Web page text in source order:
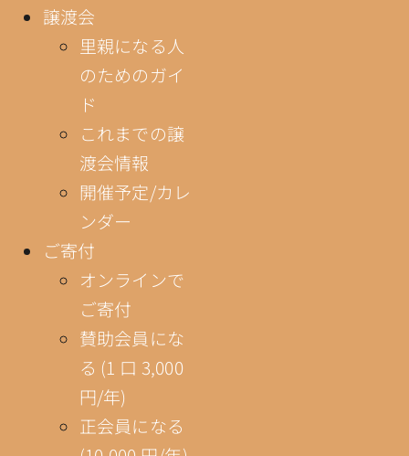
譲渡会
里親になる人
のためのガイ
ド
これまでの譲
渡会情報
開催予定/カレ
ンダー
ご寄付
オンラインで
ご寄付
賛助会員にな
る (1 口 3,000
円/年)
正会員になる